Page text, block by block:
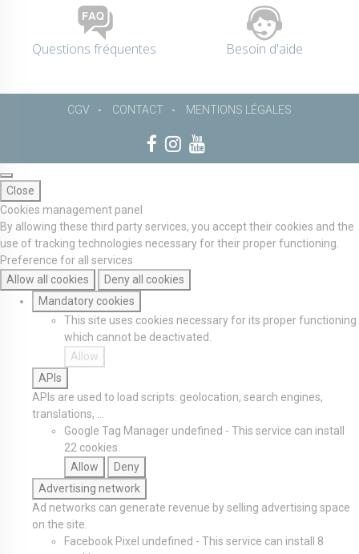
Questions fréquentes Besoin d'aide
CGV CONTACT MENTIONS LÉGALES
Close
Cookies management panel
By allowing these third party services, you accept their cookies and the
use of tracking technologies necessary for their proper functioning.
Preference for all services
Allow all cookies
Deny all cookies
Mandatory cookies
This site uses cookies necessary for its proper functioning
which cannot be deactivated.
Allow
APIs
APIs are used to load scripts: geolocation, search engines,
translations, ...
Google Tag Manager undefined - This service can install
22 cookies.
Allow
Deny
Advertising network
Ad networks can generate revenue by selling advertising space
on the site.
Facebook Pixel undefined - This service can install 8